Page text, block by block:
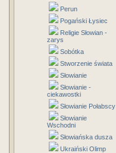
Perun
Pogański Łysiec
Religie Słowian -
zarys
Sobótka
Stworzenie świata
Słowianie
Słowianie -
ciekawostki
Słowianie Połabscy
Słowianie
Wschodni
Słowiańska dusza
Ukraiński Olimp